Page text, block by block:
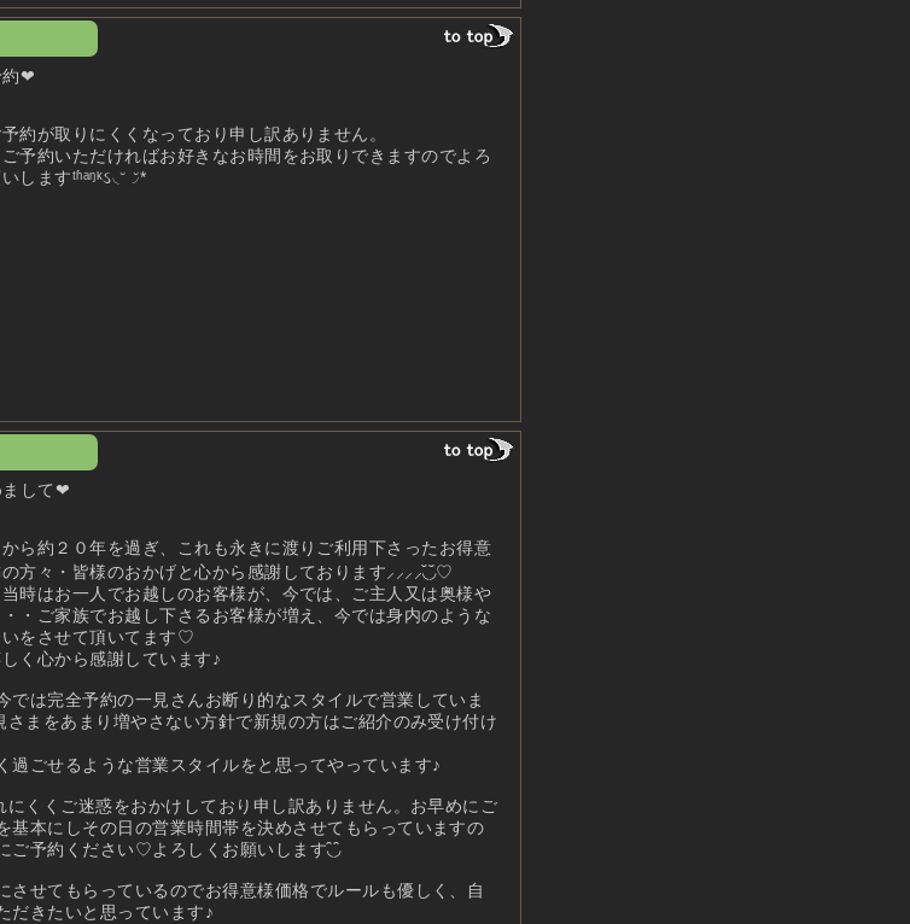
約❤︎
約が取りにくくなっており申し訳ありません。
予約いただければお好きなお時間をお取りできますのでよろ
しますᵗʱᵃᵑᵏઽ◟̆◞̆*
まして❤︎
ら約２０年を過ぎ、これも永きに渡りご利用下さったお得意
方々・皆様のおかげと心から感謝しております⸝⸝⸝⸝◟̆◞̆♡
時はお一人でお越しのお客様が、今では、ご主人又は奥様や
・ご家族でお越し下さるお客様が増え、今では身内のような
いをさせて頂いてます♡
く心から感謝しています♪
では完全予約の一見さんお断り的なスタイルで営業していま
さまをあまり増やさない方針で新規の方はご紹介のみ受け付け
過ごせるような営業スタイルをと思ってやっています♪
にくくご迷惑をおかけしており申し訳ありません。お早めにご
基本にしその日の営業時間帯を決めさせてもらっていますの
ご予約ください♡よろしくお願いします◟̑◞̑
させてもらっているのでお得意様価格でルールも優しく、自
だきたいと思っています♪